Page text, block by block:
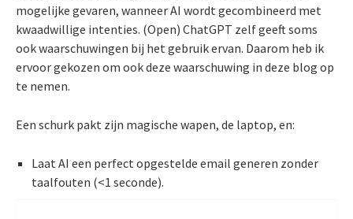
mogelijke gevaren, wanneer AI wordt gecombineerd met
kwaadwillige intenties. (Open) ChatGPT zelf geeft soms
ook waarschuwingen bij het gebruik ervan. Daarom heb ik
ervoor gekozen om ook deze waarschuwing in deze blog op
te nemen.
Een schurk pakt zijn magische wapen, de laptop, en:
Laat AI een perfect opgestelde email generen zonder
taalfouten (<1 seconde).